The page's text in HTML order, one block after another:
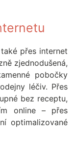
přes internet
zjednodušená,
pobočky
léčiv. Přes
bez receptu,
online – přes
optimalizované